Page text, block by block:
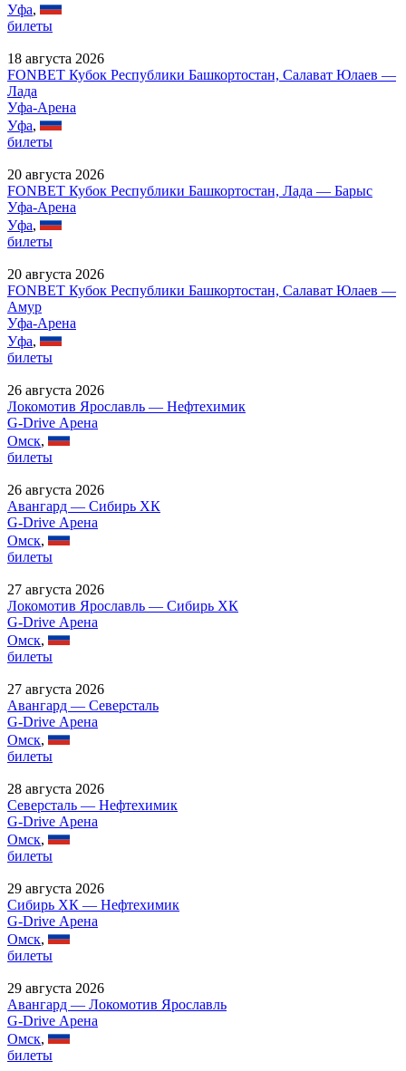
Уфа,
билеты
18 августа 2026
FONBET Кубок Республики Башкортостан, Салават Юлаев —
Лада
Уфа-Арена
Уфа,
билеты
20 августа 2026
FONBET Кубок Республики Башкортостан, Лада — Барыс
Уфа-Арена
Уфа,
билеты
20 августа 2026
FONBET Кубок Республики Башкортостан, Салават Юлаев —
Амур
Уфа-Арена
Уфа,
билеты
26 августа 2026
Локомотив Ярославль — Нефтехимик
G-Drive Арена
Омск,
билеты
26 августа 2026
Авангард — Сибирь ХК
G-Drive Арена
Омск,
билеты
27 августа 2026
Локомотив Ярославль — Сибирь ХК
G-Drive Арена
Омск,
билеты
27 августа 2026
Авангард — Северсталь
G-Drive Арена
Омск,
билеты
28 августа 2026
Северсталь — Нефтехимик
G-Drive Арена
Омск,
билеты
29 августа 2026
Сибирь ХК — Нефтехимик
G-Drive Арена
Омск,
билеты
29 августа 2026
Авангард — Локомотив Ярославль
G-Drive Арена
Омск,
билеты